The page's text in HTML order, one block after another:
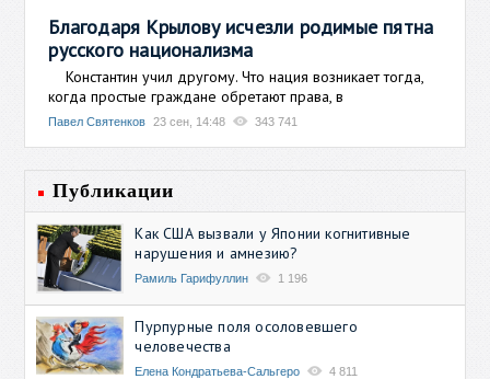
Благодаря Крылову исчезли родимые пятна
русского национализма
Константин учил другому. Что нация возникает тогда,
когда простые граждане обретают права, в
Павел Святенков 23 сен, 14:48 343 741
Публикации
Как США вызвали у Японии когнитивные
нарушения и амнезию?
Рамиль Гарифуллин 1 196
Пурпурные поля осоловевшего
человечества
Елена Кондратьева-Сальгеро 4 811